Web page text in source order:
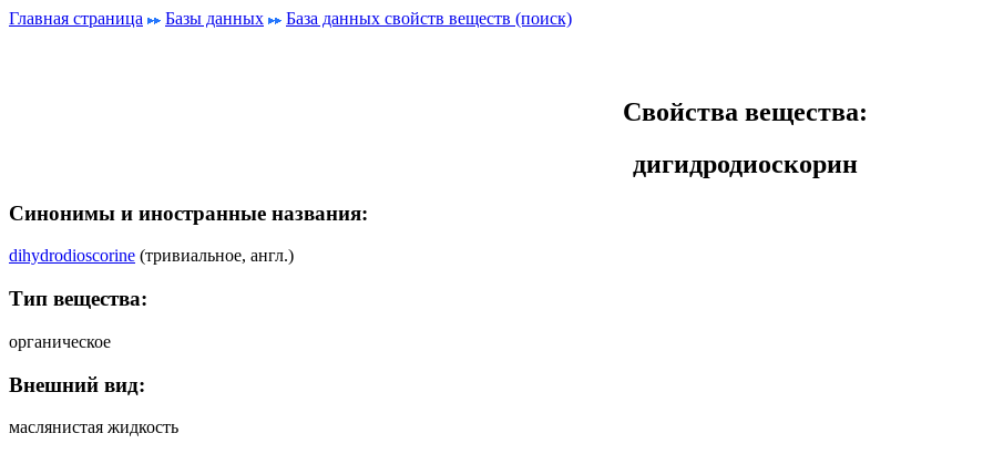
Главная страница Базы данных База данных свойств веществ (поиск)
Свойства вещества:
дигидродиоскорин
Синонимы и иностранные названия:
dihydrodioscorine (тривиальное, англ.)
Тип вещества:
органическое
Внешний вид:
маслянистая жидкость